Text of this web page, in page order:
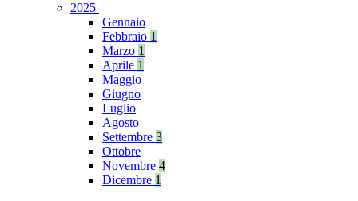
2025
Gennaio
Febbraio 1
Marzo 1
Aprile 1
Maggio
Giugno
Luglio
Agosto
Settembre 3
Ottobre
Novembre 4
Dicembre 1